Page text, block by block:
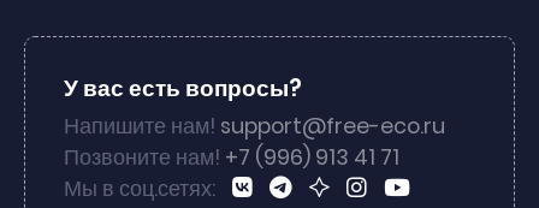
У вас есть вопросы?
Напишите нам! support@free-eco.ru
Позвоните нам! +7 (996) 913 41 71
Мы в соц.сетях: